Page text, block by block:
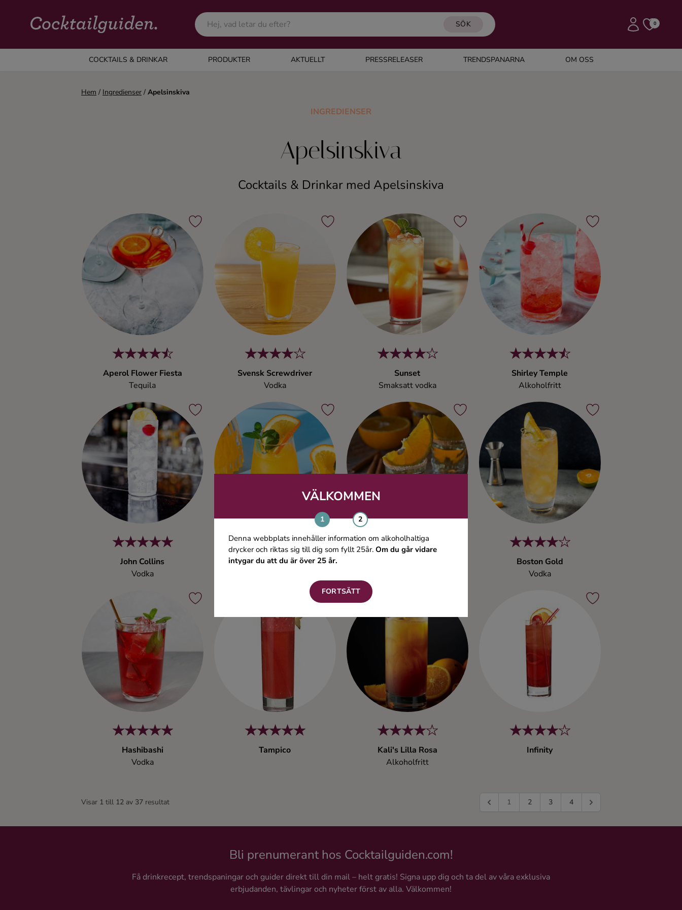
SÖK 0
COCKTAILS & DRINKAR PRODUKTER AKTUELLT PRESSRELEASER TRENDSPANARNA OM OSS
COCKTAILS & DRINKAR
Alla cocktails & drinkar
VÄLKOMMEN
Denna webbplats innehåller information om alkoholhaltiga
drycker och riktas sig till dig som fyllt 25år. Om du går vidare
intygar du att du är över 25 år.
FORTSÄTT
Hem / Ingredienser / Apelsinskiva
INGREDIENSER
Apelsinskiva
Cocktails & Drinkar med Apelsinskiva
Aperol Flower Fiesta
Tequila
Svensk Screwdriver
Vodka
Sunset
Smaksatt vodka
Shirley Temple
Alkoholfritt
John Collins
Vodka
Room Service
Boston Gold
Vodka
Hashibashi
Vodka
Tampico
Kali's Lilla Rosa
Alkoholfritt
Infinity
Visar 1 till 12 av 37 resultat 1 2 3 4
Bli prenumerant hos Cocktailguiden.com!
Få drinkrecept, trendspaningar och guider direkt till din mail – helt gratis! Signa upp dig och ta del av våra exklusiva
erbjudanden, tävlingar och nyheter först av alla. Välkommen!